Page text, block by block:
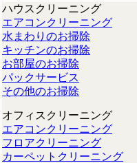
ハウスクリーニング
エアコンクリーニング
水まわりのお掃除
キッチンのお掃除
お部屋のお掃除
パックサービス
その他のお掃除
オフィスクリーニング
エアコンクリーニング
フロアクリーニング
カーペットクリーニング